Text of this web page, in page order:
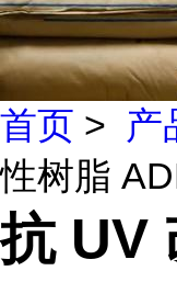
首页 > 产
性树脂
抗 UV